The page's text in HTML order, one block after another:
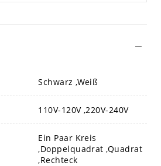
Schwarz ,Weiß
110V-120V ,220V-240V
Ein Paar Kreis
,Doppelquadrat ,Quadrat
,Rechteck